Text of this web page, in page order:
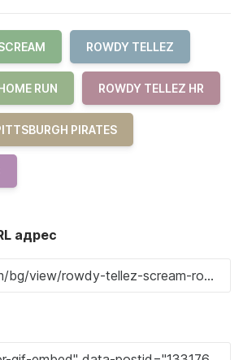
ROWDY TELLEZ
RUN ROWDY TELLEZ HR
PIRATES
адрес